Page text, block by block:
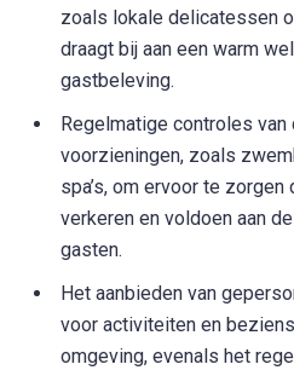
zoals lokale delicatessen
draagt bij aan een warm
gastbeleving.
Regelmatige controles
voorzieningen, zoals
spa’s, om ervoor te
verkeren en voldoen aan
gasten.
Het aanbieden van
voor activiteiten en
omgeving, evenals het